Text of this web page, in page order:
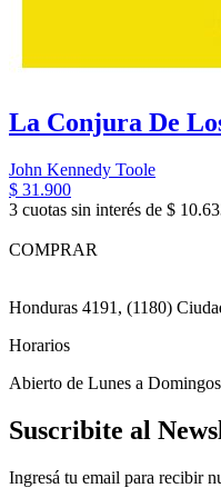
La Conjura De
John Kennedy Toole
$ 31.900
3 cuotas sin interés de $
COMPRAR
Honduras 4191, (1180)
Horarios
Abierto de Lunes a
Suscribite al
Ingresá tu email para recibir